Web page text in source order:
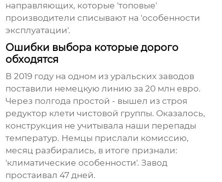
направляющих, которые 'топовые'
производители списывают на 'особенности
эксплуатации'.
Ошибки выбора которые дорого
обходятся
В 2019 году на одном из уральских заводов
поставили немецкую линию за 20 млн евро.
Через полгода простой - вышел из строя
редуктор клети чистовой группы. Оказалось,
конструкция не учитывала наши перепады
температур. Немцы прислали комиссию,
месяц разбирались, в итоге признали:
'климатические особенности'. Завод
простаивал 47 дней.